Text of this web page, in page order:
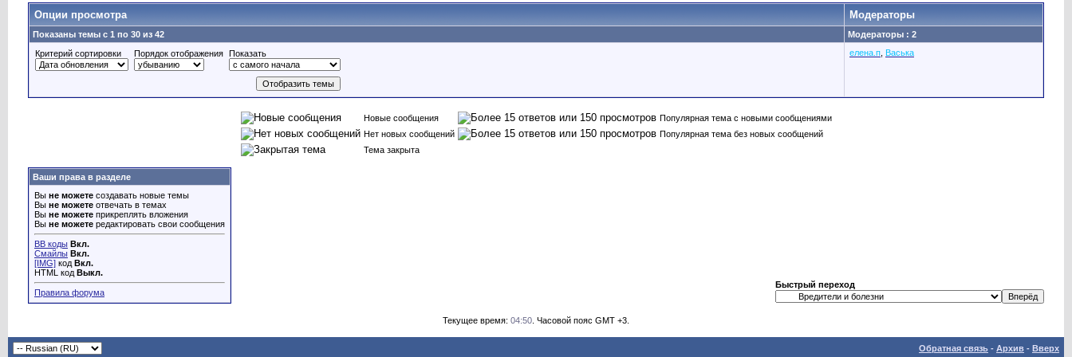
Опции просмотра Модераторы
Показаны темы с 1 по 30 из 42
Модераторы : 2
Критерий сортировки
Порядок отображения Показать елена.п Васька
Новые сообщения
Популярная тема с новыми сообщениями
Нет новых сообщений
Популярная тема без новых сообщений
Тема закрыта
Ваши права в разделе
Вы не можете создавать новые темы
Вы не можете отвечать в темах
Вы не можете прикреплять вложения
Вы не можете редактировать свои сообщения
BB коды Вкл.
Смайлы Вкл.
[IMG] код Вкл.
HTML код Выкл.
Правила форума
Быстрый переход
Текущее время: 04:50 . Часовой пояс GMT +3.
Обратная связь - Архив - Вверх